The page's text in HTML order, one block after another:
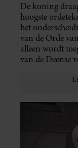
De koning
hoogste
het
van de Orde
alleen wordt
van de Deense